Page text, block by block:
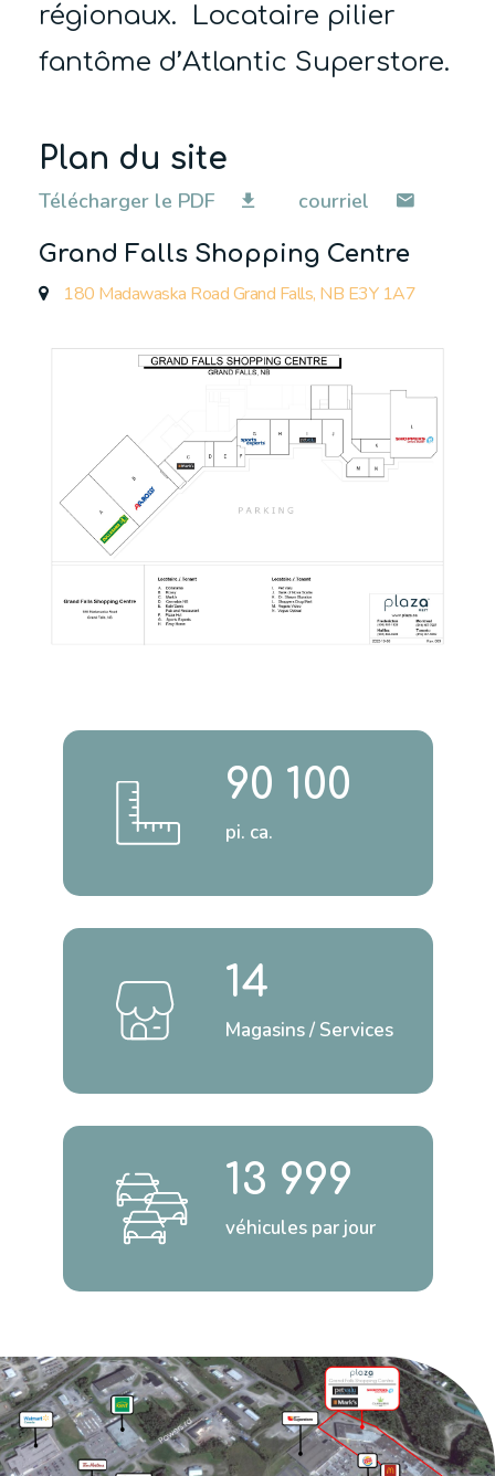
régionaux. Locataire pilier
fantôme d’Atlantic Superstore.
Plan du site
Télécharger le PDF
courriel
Grand Falls Shopping Centre
180 Madawaska Road Grand Falls, NB E3Y 1A7
90 100
pi. ca.
14
Magasins / Services
13 999
véhicules par jour